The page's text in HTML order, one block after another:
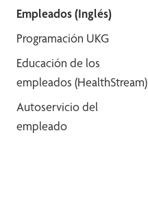
Empleados (Inglés)
Programación UKG
Educación de los
empleados (HealthStream)
Autoservicio del
empleado